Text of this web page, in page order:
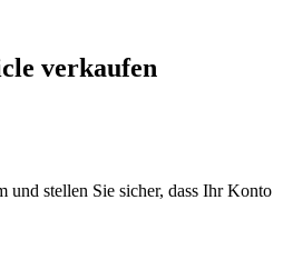
verkaufen
und stellen Sie sicher, dass Ihr Konto